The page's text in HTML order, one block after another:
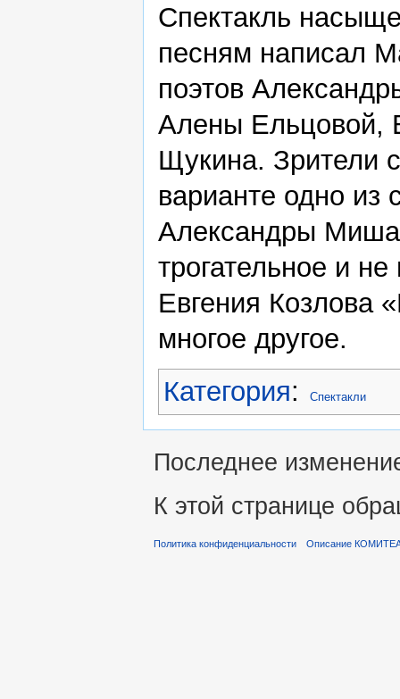
Спектакль
песням написал
поэтов
Алены Ельцовой,
Щукина. Зрители
варианте одно из
Александры
трогательное и
Евгения Козлова
многое другое.
Категория: Спектакли
Последнее
К этой странице
Политика конфиденциальности Описание